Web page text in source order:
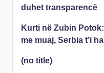
duhet transparencë
Kurti në Zubin
me muaj, Serbia t’i
(no title)